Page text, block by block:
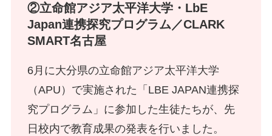
②立命館アジア太平洋大学・LbE
Japan連携探究プログラム／CLARK
SMART名古屋
6月に大分県の立命館アジア太平洋大学
（APU）で実施された「LBE JAPAN連携探
究プログラム」に参加した生徒たちが、先
日校内で教育成果の発表を行いました。